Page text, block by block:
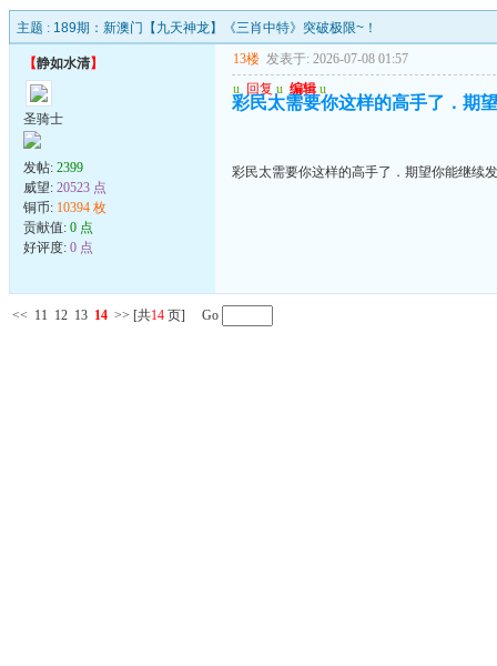
主题 : 189期：新澳门【九天神龙】《三肖中特》突破极限~！
【静如水清】
圣骑士
发帖: 2399
威望: 20523 点
铜币: 10394 枚
贡献值: 0 点
好评度: 0 点
13楼 发表于: 2026-07-08 01:57
u 回复 u 编辑 u
彩民太需要你这样的高手了．期
彩民太需要你这样的高手了．期望你能继续
<< 11 12 13 14 >> [共14 页] Go